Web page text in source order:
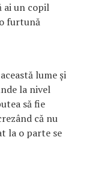
ai un copil
furtună
lume și
la nivel
să fie
că nu
la o parte se